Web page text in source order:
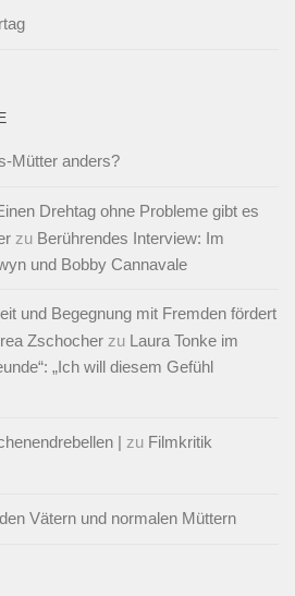
Mütter anders?
Drehtag ohne Probleme gibt es
zu Berührendes Interview: Im
und Bobby Cannavale
und Begegnung mit Fremden fördert
Zschocher zu Laura Tonke im
„Ich will diesem Gefühl
| zu Filmkritik
Vätern und normalen Müttern